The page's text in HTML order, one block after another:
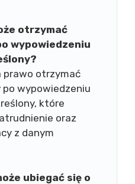
otrzymać
wypowiedzeniu
prawo otrzymać
wypowiedzeniu
które
oraz
z danym
ubiegać się o